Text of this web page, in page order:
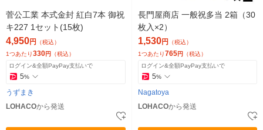
菅公工業 本式金封 紅白7本 御祝
キ227 1セット(15枚)
4,950円
（税込）
1つあたり330円 （税込）
ログイン&全額PayPay支払いで
5%
うずまき
LOHACOから発送
長門屋商店 一般祝多当 2箱（30
枚入×2）
1,530円
（税込）
1つあたり765円 （税込）
ログイン&全額PayPay支払いで
5%
Nagatoya
LOHACOから発送